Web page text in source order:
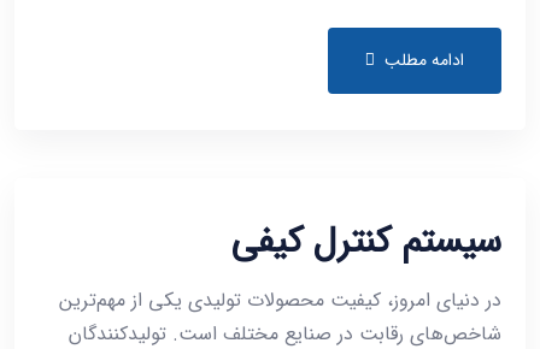
ادامه مطلب
سیستم کنترل کیفی
در دنیای امروز، کیفیت محصولات تولیدی یکی از مهم‌ترین
شاخص‌های رقابت در صنایع مختلف است. تولیدکنندگان